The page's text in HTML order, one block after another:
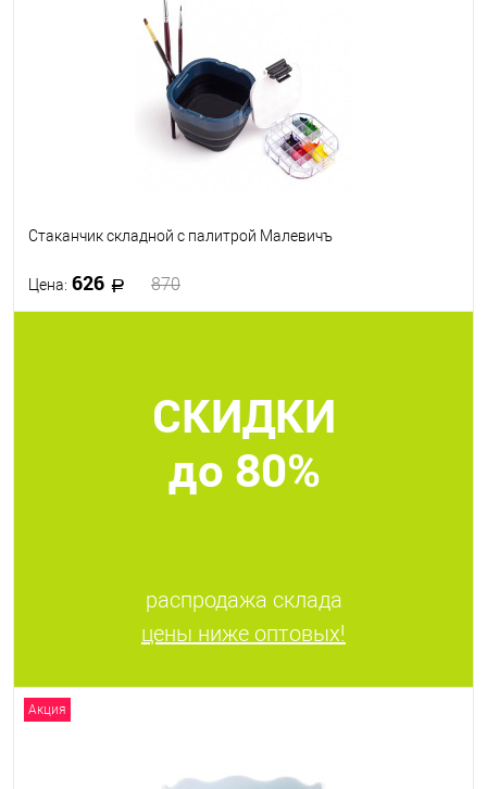
Стаканчик складной с палитрой Малевичъ
Цена: 626 870
В наличии
СКИДКИ
до 80%
распродажа склада
цены ниже оптовых!
Акция